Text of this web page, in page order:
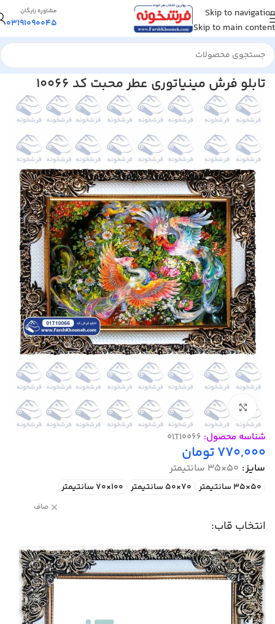
Skip to navigation
Skip to main content
مشاوره رایگان
03191090045
خانه/تابلو فرش/تابلو فرش مینیاتوری
تابلو فرش مینیاتوری عطر محبت کد 10066
بزرگنمایی تصویر
شناسه محصول: 01T10066
770,000تومان
سایز 50×35 سانتیمتر
50×35 سانتیمتر 70×50 سانتیمتر 100×70 سانتیمتر
صاف
انتخاب قاب: